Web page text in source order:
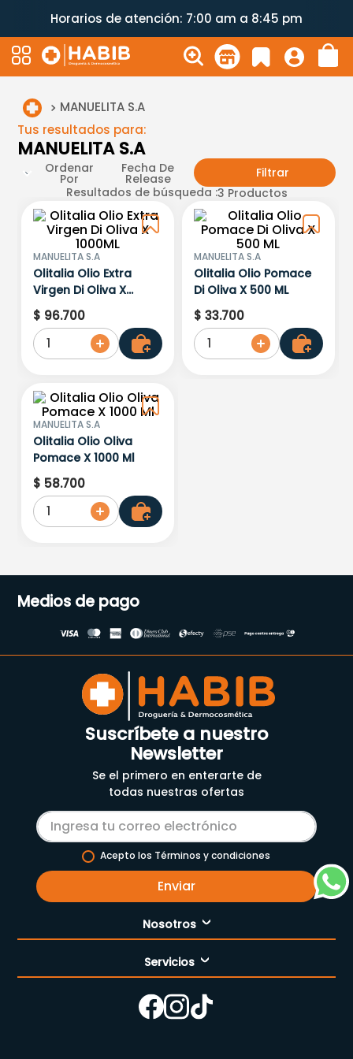
Horarios de atención: 7:00 am a 8:45 pm
MANUELITA S.A
Tus resultados para:
MANUELITA S.A
Ordenar
Por
Fecha De
Release
Filtrar
Resultados de búsqueda :3 Productos
MANUELITA S.A
Olitalia Olio Extra
Virgen Di Oliva X
1000ML
$ 96.700
1
MANUELITA S.A
Olitalia Olio Pomace
Di Oliva X 500 ML
$ 33.700
1
MANUELITA S.A
Olitalia Olio Oliva
Pomace X 1000 Ml
$ 58.700
1
Medios de pago
Suscríbete a nuestro
Newsletter
Se el primero en enterarte de
todas nuestras ofertas
Acepto los Términos y condiciones
Enviar
Nosotros
Nuestra empresa
Cómo comprar
Nuestras tiendas
Servicios
Enfermería